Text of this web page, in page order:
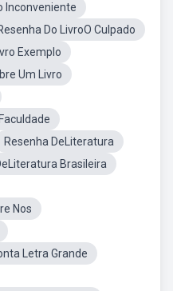
Inconveniente
Do LivroO Culpado
Exemplo
Um Livro
Resenha DeLiteratura
Brasileira
Nos
Letra Grande